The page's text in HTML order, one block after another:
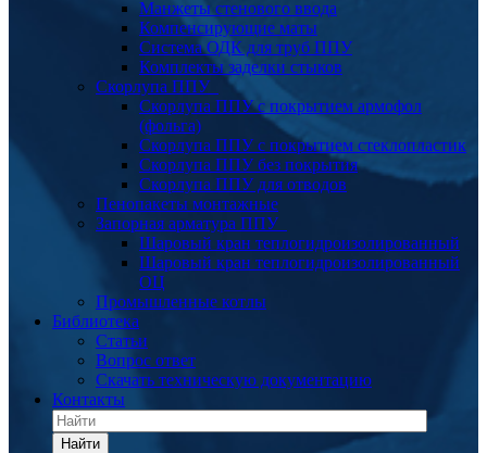
Манжеты стенового ввода
Компенсирующие маты
Система ОДК для труб ППУ
Комплекты заделки стыков
Скорлупа ППУ
Скорлупа ППУ с покрытием армофол
(фольга)
Скорлупа ППУ с покрытием стеклопластик
Скорлупа ППУ без покрытия
Скорлупа ППУ для отводов
Пенопакеты монтажные
Запорная арматура ППУ
Шаровый кран теплогидроизолированный
Шаровый кран теплогидроизолированный
ОЦ
Промышленные котлы
Библиотека
Статьи
Вопрос ответ
Скачать техническую документацию
Контакты
Найти